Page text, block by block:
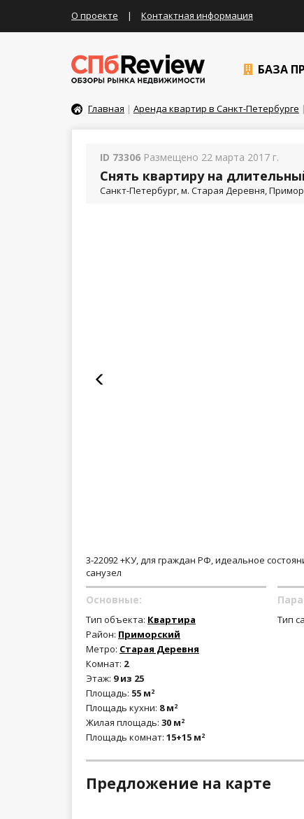
О проекте | Контактная информация
БАЗА
Главная | Аренда квартир в Санкт-Петербурге
ID 73306 Размещено 22 марта 2017 г.
Снять квартиру на
Санкт-Петербург, м. Старая Деревня,
3-22092 +КУ, для граждан РФ, идеальное
санузел
Основные:
Тип объекта: Квартира
Район: Приморский
Метро: Старая Деревня
Комнат: 2
Этаж: 9 из 25
Площадь: 55 м2
Площадь кухни: 8 м2
Жилая площадь: 30 м2
Площадь комнат: 15+15 м2
Тип
Предложение на карте